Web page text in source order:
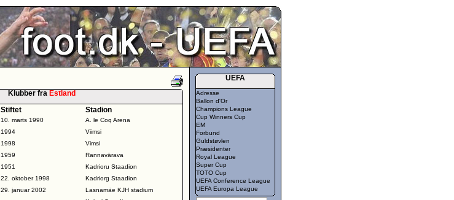
Klubber fra Estland
Stiftet Stadion
10. marts 1990
A. le Coq Arena
1994
Viimsi
1998
Vimsi
1959
Rannavärava
1951
Kadrioru Staadion
22. oktober 1998
Kadriorg Staadion
29. januar 2002
Lasnamäe KJH stadium
UEFA
Adresse
Ballon d'Or
Champions League
Cup Winners Cup
EM
Forbund
Guldstøvlen
Præsidenter
Royal League
Super Cup
TOTO Cup
UEFA Conference League
UEFA Europa League